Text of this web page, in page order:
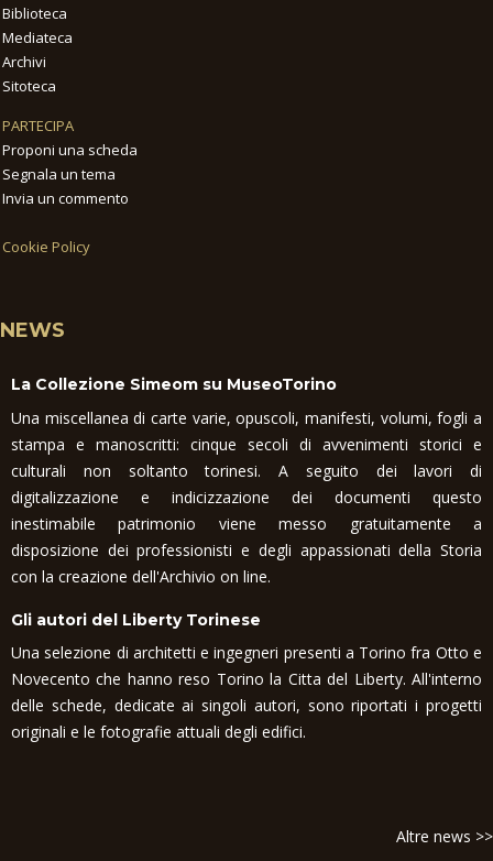
Biblioteca
Mediateca
Archivi
Sitoteca
PARTECIPA
Proponi una scheda
Segnala un tema
Invia un commento
Cookie Policy
NEWS
La Collezione Simeom su MuseoTorino
Una miscellanea di carte varie, opuscoli, manifesti, volumi, fogli a
stampa e manoscritti: cinque secoli di avvenimenti storici e
culturali non soltanto torinesi. A seguito dei lavori di
digitalizzazione e indicizzazione dei documenti questo
inestimabile patrimonio viene messo gratuitamente a
disposizione dei professionisti e degli appassionati della Storia
con la creazione dell'Archivio on line.
Gli autori del Liberty Torinese
Una selezione di architetti e ingegneri presenti a Torino fra Otto e
Novecento che hanno reso Torino la Citta del Liberty. All'interno
delle schede, dedicate ai singoli autori, sono riportati i progetti
originali e le fotografie attuali degli edifici.
Altre news >>